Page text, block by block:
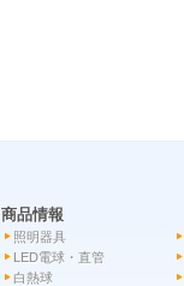
商品情報
照明器具
LED電球・直管
白熱球